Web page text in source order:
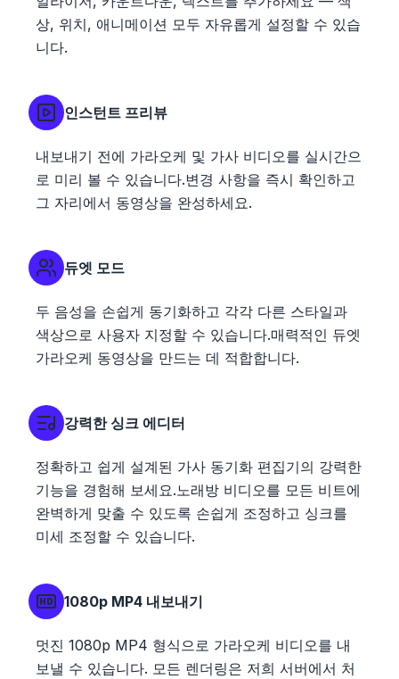
상, 위치, 애니메이션 모두 자유롭게 설정할 수 있습
니다.
인스턴트 프리뷰
내보내기 전에 가라오케 및 가사 비디오를 실시간으
로 미리 볼 수 있습니다.변경 사항을 즉시 확인하고
그 자리에서 동영상을 완성하세요.
듀엣 모드
두 음성을 손쉽게 동기화하고 각각 다른 스타일과
색상으로 사용자 지정할 수 있습니다.매력적인 듀엣
가라오케 동영상을 만드는 데 적합합니다.
강력한 싱크 에디터
정확하고 쉽게 설계된 가사 동기화 편집기의 강력한
기능을 경험해 보세요.노래방 비디오를 모든 비트에
완벽하게 맞출 수 있도록 손쉽게 조정하고 싱크를
미세 조정할 수 있습니다.
1080p MP4 내보내기
멋진 1080p MP4 형식으로 가라오케 비디오를 내
보낼 수 있습니다. 모든 렌더링은 저희 서버에서 처